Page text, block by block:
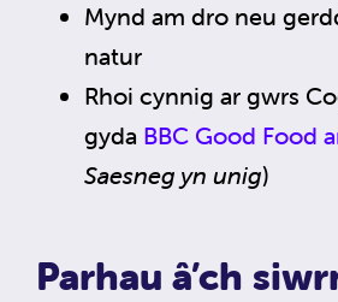
Mynd am dro neu
natur
Rhoi cynnig ar gwrs
gyda BBC Good Food
Saesneg yn unig)
Parhau â’ch